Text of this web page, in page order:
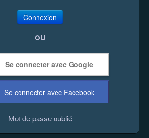
Connexion
OU
Se connecter avec Google
Se connecter avec Facebook
Mot de passe oublié